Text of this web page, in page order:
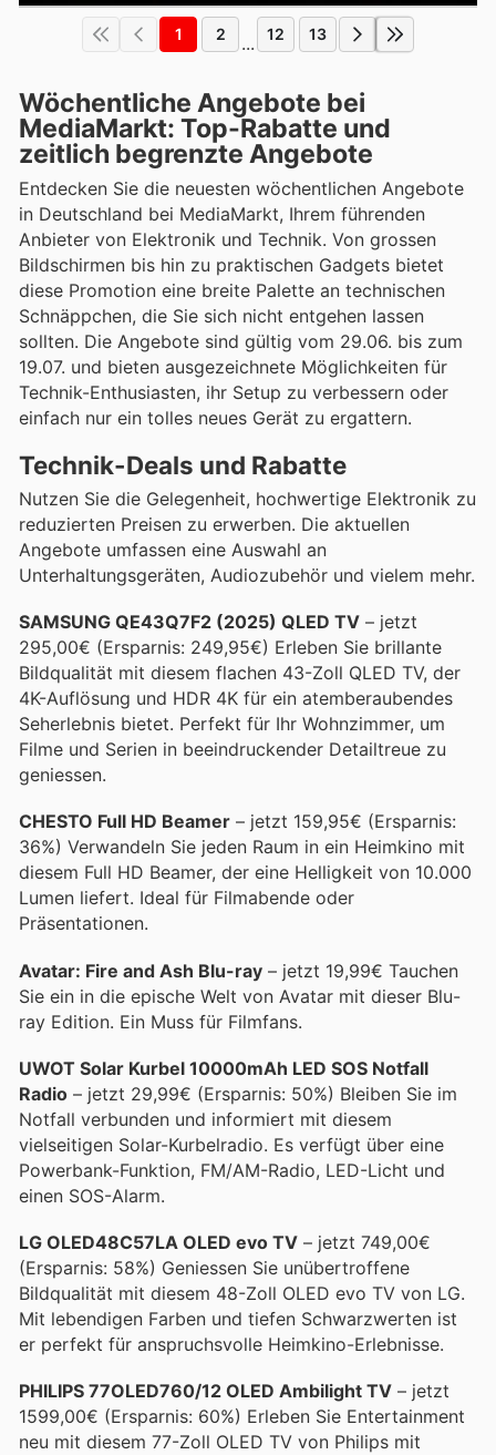
1 2 ... 12 13
Wöchentliche Angebote bei
MediaMarkt: Top-Rabatte und
zeitlich begrenzte Angebote
Entdecken Sie die neuesten wöchentlichen Angebote
in Deutschland bei MediaMarkt, Ihrem führenden
Anbieter von Elektronik und Technik. Von grossen
Bildschirmen bis hin zu praktischen Gadgets bietet
diese Promotion eine breite Palette an technischen
Schnäppchen, die Sie sich nicht entgehen lassen
sollten. Die Angebote sind gültig vom 29.06. bis zum
19.07. und bieten ausgezeichnete Möglichkeiten für
Technik-Enthusiasten, ihr Setup zu verbessern oder
einfach nur ein tolles neues Gerät zu ergattern.
Technik-Deals und Rabatte
Nutzen Sie die Gelegenheit, hochwertige Elektronik zu
reduzierten Preisen zu erwerben. Die aktuellen
Angebote umfassen eine Auswahl an
Unterhaltungsgeräten, Audiozubehör und vielem mehr.
SAMSUNG QE43Q7F2 (2025) QLED TV – jetzt
295,00€ (Ersparnis: 249,95€) Erleben Sie brillante
Bildqualität mit diesem flachen 43-Zoll QLED TV, der
4K-Auflösung und HDR 4K für ein atemberaubendes
Seherlebnis bietet. Perfekt für Ihr Wohnzimmer, um
Filme und Serien in beeindruckender Detailtreue zu
geniessen.
CHESTO Full HD Beamer – jetzt 159,95€ (Ersparnis:
36%) Verwandeln Sie jeden Raum in ein Heimkino mit
diesem Full HD Beamer, der eine Helligkeit von 10.000
Lumen liefert. Ideal für Filmabende oder
Präsentationen.
Avatar: Fire and Ash Blu-ray – jetzt 19,99€ Tauchen
Sie ein in die epische Welt von Avatar mit dieser Blu-
ray Edition. Ein Muss für Filmfans.
UWOT Solar Kurbel 10000mAh LED SOS Notfall
Radio – jetzt 29,99€ (Ersparnis: 50%) Bleiben Sie im
Notfall verbunden und informiert mit diesem
vielseitigen Solar-Kurbelradio. Es verfügt über eine
Powerbank-Funktion, FM/AM-Radio, LED-Licht und
einen SOS-Alarm.
LG OLED48C57LA OLED evo TV – jetzt 749,00€
(Ersparnis: 58%) Geniessen Sie unübertroffene
Bildqualität mit diesem 48-Zoll OLED evo TV von LG.
Mit lebendigen Farben und tiefen Schwarzwerten ist
er perfekt für anspruchsvolle Heimkino-Erlebnisse.
PHILIPS 77OLED760/12 OLED Ambilight TV – jetzt
1599,00€ (Ersparnis: 60%) Erleben Sie Entertainment
neu mit diesem 77-Zoll OLED TV von Philips mit